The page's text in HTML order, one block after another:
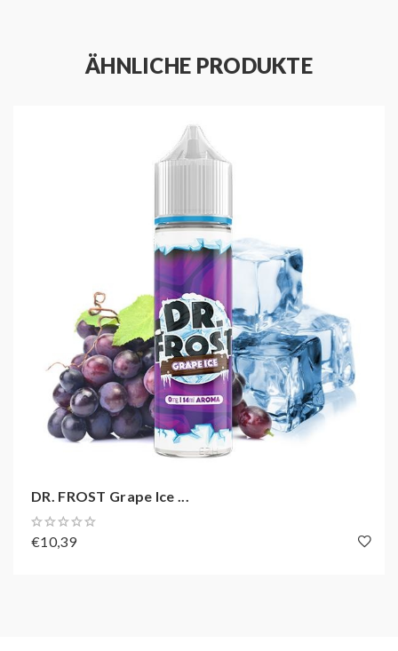
ÄHNLICHE PRODUKTE
DR. FROST Grape Ice ...
€10,39